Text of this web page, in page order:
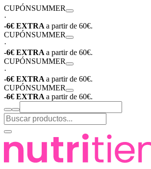
CUPÓNSUMMER
·
-6€ EXTRA a partir de 60€.
CUPÓNSUMMER
·
-6€ EXTRA a partir de 60€.
CUPÓNSUMMER
·
-6€ EXTRA a partir de 60€.
CUPÓNSUMMER
-6€ EXTRA a partir de 60€.